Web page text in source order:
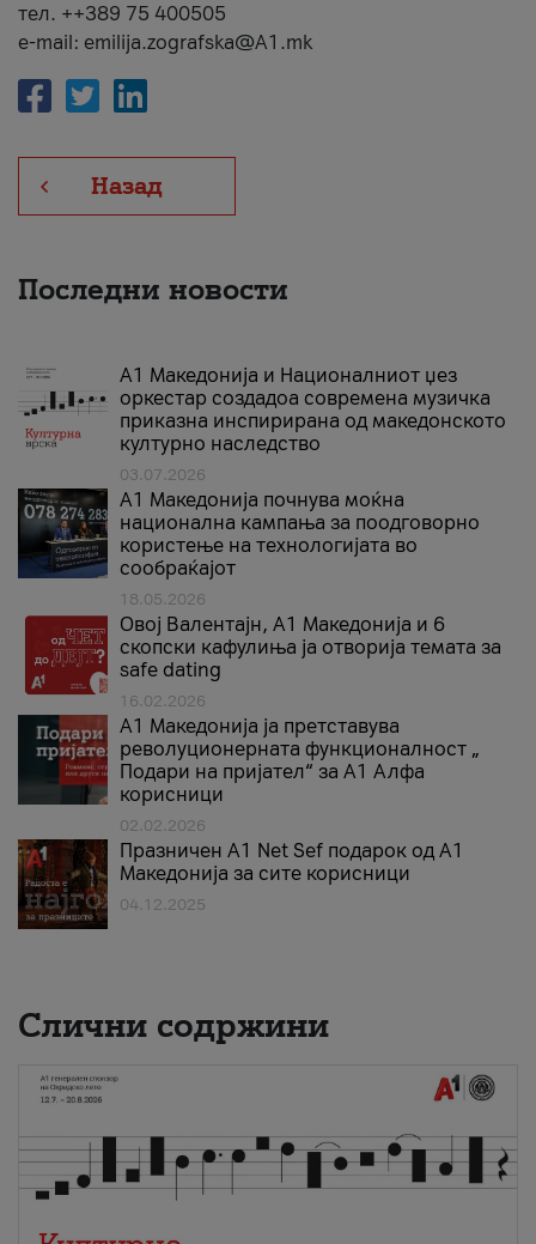
тел. ++389 75 400505
e-mail: emilija.zografska@A1.mk
Назад
Последни новости
А1 Македонија и Националниот џез
оркестар создадоа современа музичка
приказна инспирирана од македонското
културно наследство
03.07.2026
A1 Македонија почнува моќна
национална кампања за поодговорно
користење на технологијата во
сообраќајот
18.05.2026
Овој Валентајн, A1 Македонија и 6
скопски кафулиња ја отворија темата за
safe dating
16.02.2026
А1 Македонија ја претставува
револуционерната функционалност „
Подари на пријател“ за А1 Алфа
корисници
02.02.2026
Празничен A1 Net Sеf подарок од А1
Македонија за сите корисници
04.12.2025
Слични содржини